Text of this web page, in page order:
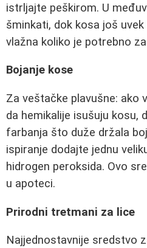
istrljajte peškirom. U
šminkati, dok kosa još
vlažna koliko je potrebno
Bojanje kose
Za veštačke plavušne: ako
da hemikalije isušuju kosu,
farbanja što duže držala
ispiranje dodajte jednu
hidrogen peroksida. Ovo
u apoteci.
Prirodni tretmani za lice
Najjednostavnije sredstvo